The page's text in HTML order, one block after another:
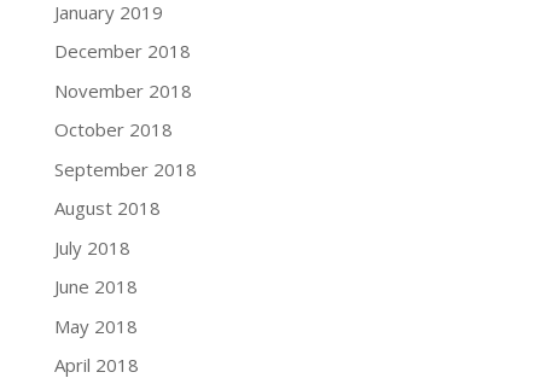
January 2019
December 2018
November 2018
October 2018
September 2018
August 2018
July 2018
June 2018
May 2018
April 2018